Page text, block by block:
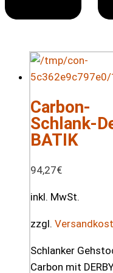
Carbon-
Schlank-
BATIK
94,27€
inkl. MwSt.
zzgl.
Schlanker
Carbon mit